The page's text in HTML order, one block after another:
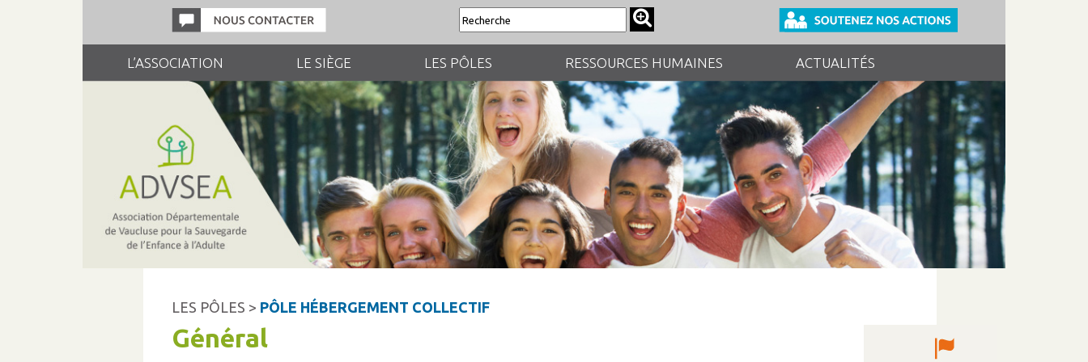
L’ASSOCIATION LE SIÈGE LES PÔLES RESSOURCES HUMAINES ACTUALITÉS
LES PÔLES > PÔLE HÉBERGEMENT COLLECTIF
Général